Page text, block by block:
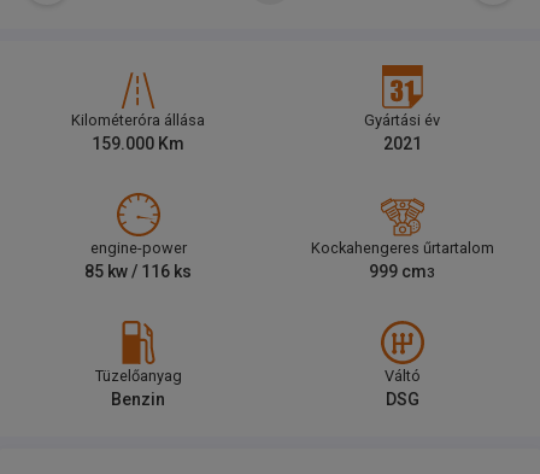
Kilométeróra állása
159.000 Km
Gyártási év
2021
engine-power
85 kw / 116 ks
Kockahengeres űrtartalom
999 cm3
Tüzelőanyag
Benzin
Váltó
DSG